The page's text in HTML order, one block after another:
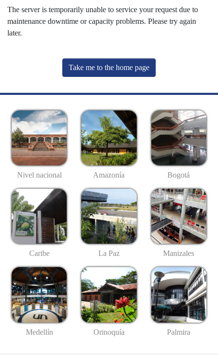
The server is temporarily unable to service your request due to
maintenance downtime or capacity problems. Please try again
later.
Take me to the home page
Nivel nacional Amazonía Bogotá
Caribe La Paz Manizales
Medellín Orinoquía Palmira